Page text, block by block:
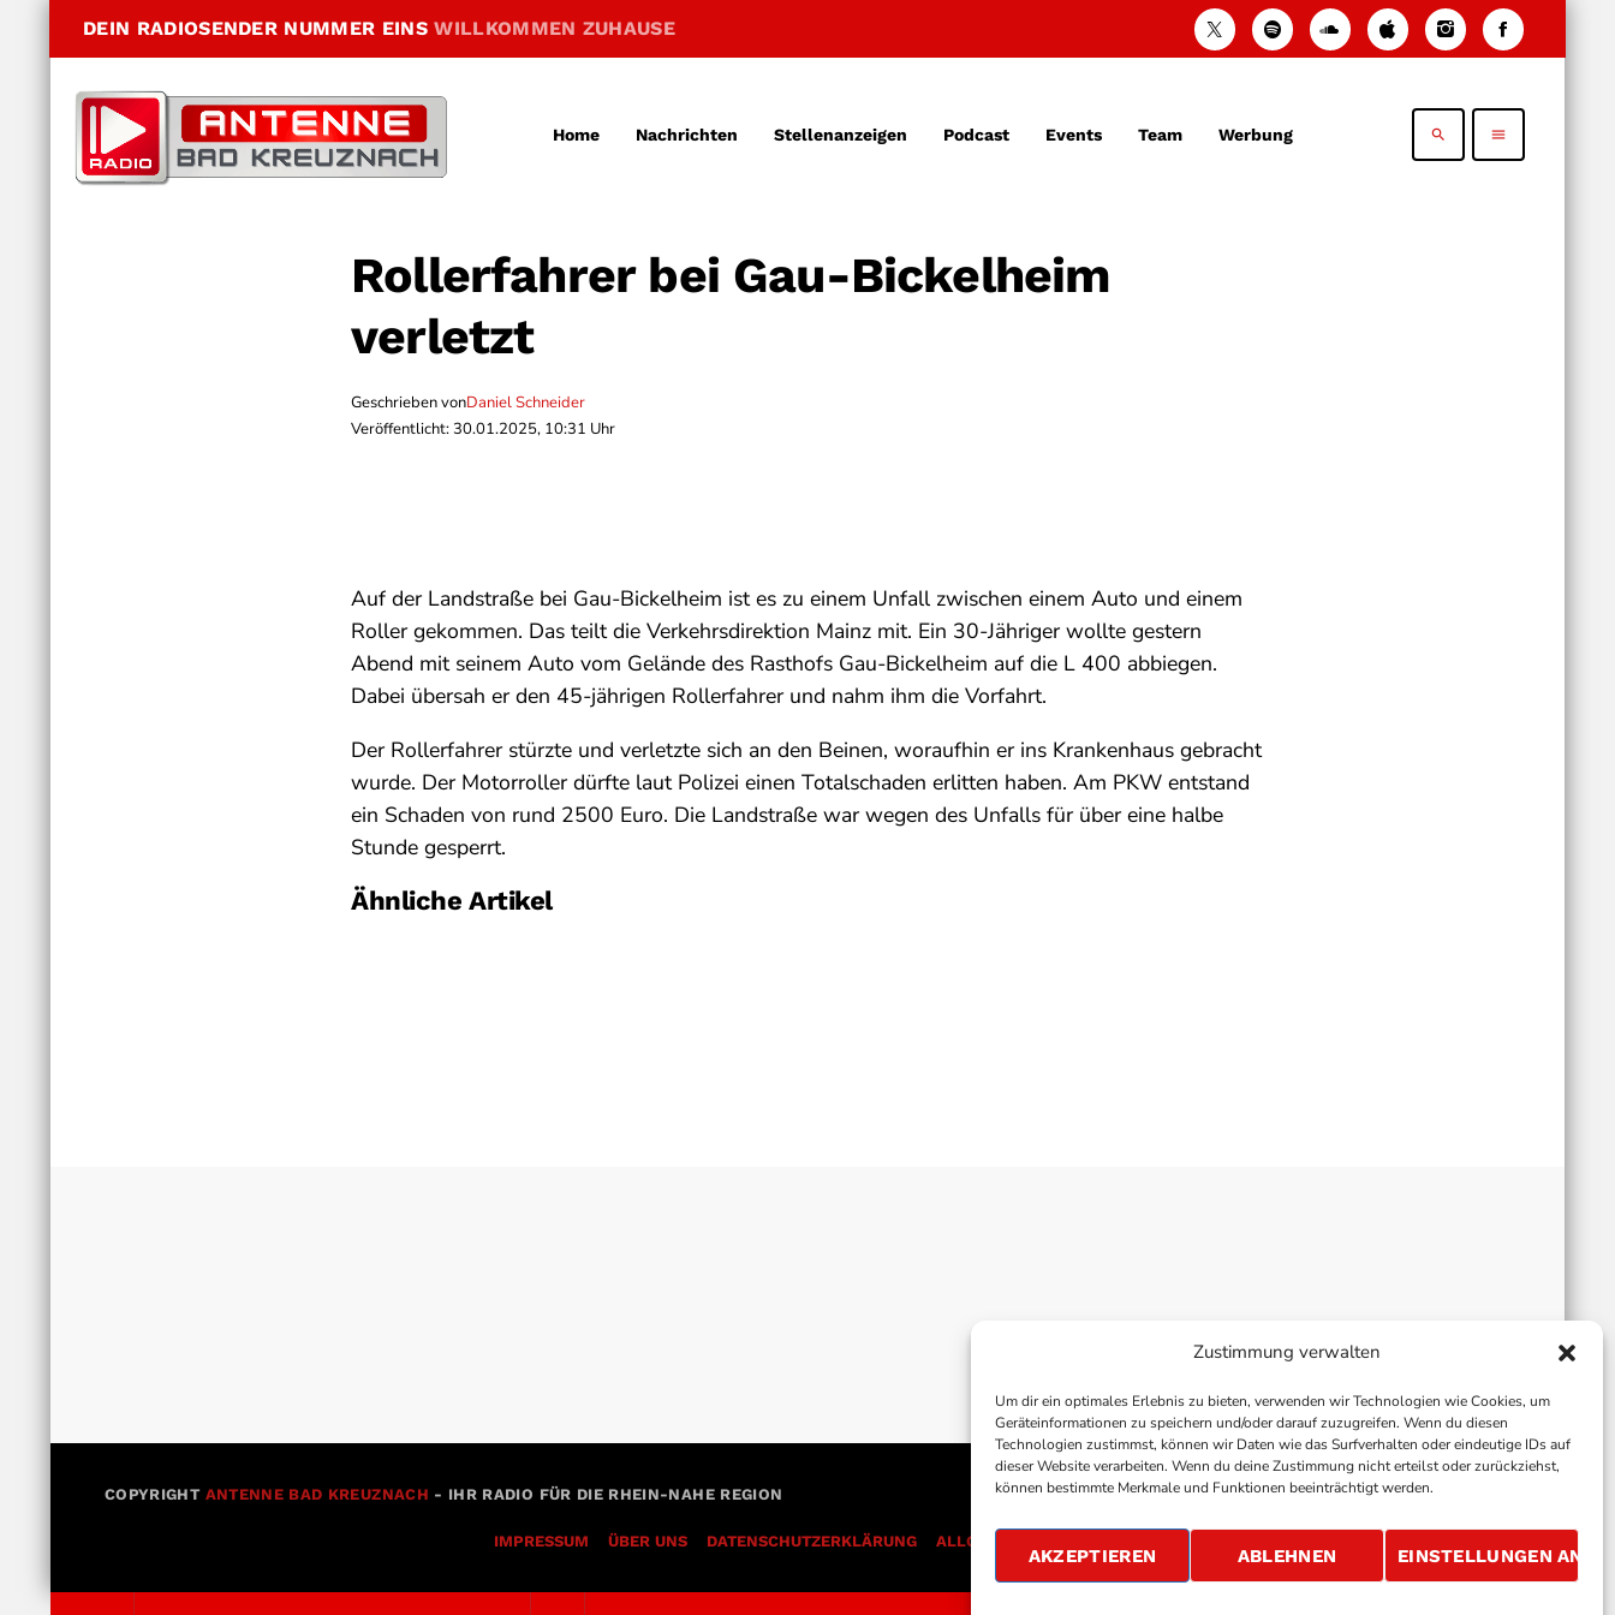
Zustimmung verwalten
Um dir ein optimales Erlebnis zu bieten, verwenden wir Technologien wie Cookies, um
Geräteinformationen zu speichern und/oder darauf zuzugreifen. Wenn du diesen
Technologien zustimmst, können wir Daten wie das Surfverhalten oder eindeutige IDs auf
dieser Website verarbeiten. Wenn du deine Zustimmung nicht erteilst oder zurückziehst,
können bestimmte Merkmale und Funktionen beeinträchtigt werden.
AKZEPTIEREN ABLEHNEN EINSTELLUNGEN
DEIN RADIOSENDER NUMMER EINSWILLKOMMEN ZUHAUSE
Home Nachrichten Stellenanzeigen Podcast Events Team Werbung search menu
Rollerfahrer bei Gau-Bickelheim
verletzt
Geschrieben vonDaniel Schneider
Veröffentlicht: 30.01.2025, 10:31 Uhr
Auf der Landstraße bei Gau-Bickelheim ist es zu einem Unfall zwischen einem Auto und einem
Roller gekommen. Das teilt die Verkehrsdirektion Mainz mit. Ein 30-Jähriger wollte gestern
Abend mit seinem Auto vom Gelände des Rasthofs Gau-Bickelheim auf die L 400 abbiegen.
Dabei übersah er den 45-jährigen Rollerfahrer und nahm ihm die Vorfahrt.
Der Rollerfahrer stürzte und verletzte sich an den Beinen, woraufhin er ins Krankenhaus gebracht
wurde. Der Motorroller dürfte laut Polizei einen Totalschaden erlitten haben. Am PKW entstand
ein Schaden von rund 2500 Euro. Die Landstraße war wegen des Unfalls für über eine halbe
Stunde gesperrt.
Ähnliche Artikel
COPYRIGHT ANTENNE BAD KREUZNACH - IHR RADIO FÜR DIE RHEIN-NAHE REGION
IMPRESSUM ÜBER UNS DATENSCHUTZERKLÄRUNG